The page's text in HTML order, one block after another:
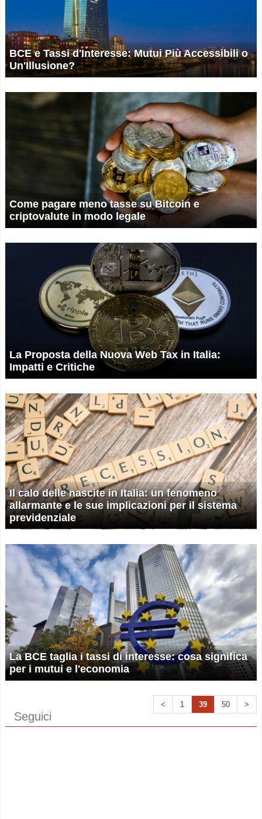
BCE e Tassi d'Interesse: Mutui Più Accessibili o
Un'Illusione?
Come pagare meno tasse su Bitcoin e
criptovalute in modo legale
La Proposta della Nuova Web Tax in Italia:
Impatti e Critiche
Il calo delle nascite in Italia: un fenomeno
allarmante e le sue implicazioni per il sistema
previdenziale
La BCE taglia i tassi di interesse: cosa significa
per i mutui e l'economia
< 1 39 50 >
Seguici